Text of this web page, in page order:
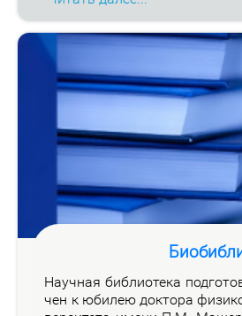
На­уч­ная биб­лио­те­ка
чен к юби­лею док­то­ра